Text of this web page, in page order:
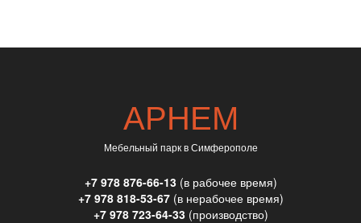
АРНЕМ
Мебельный парк в Симферополе
+7 978 876-66-13(в рабочее время)
+7 978 818-53-67(в нерабочее время)
+7 978 723-64-33(производство)